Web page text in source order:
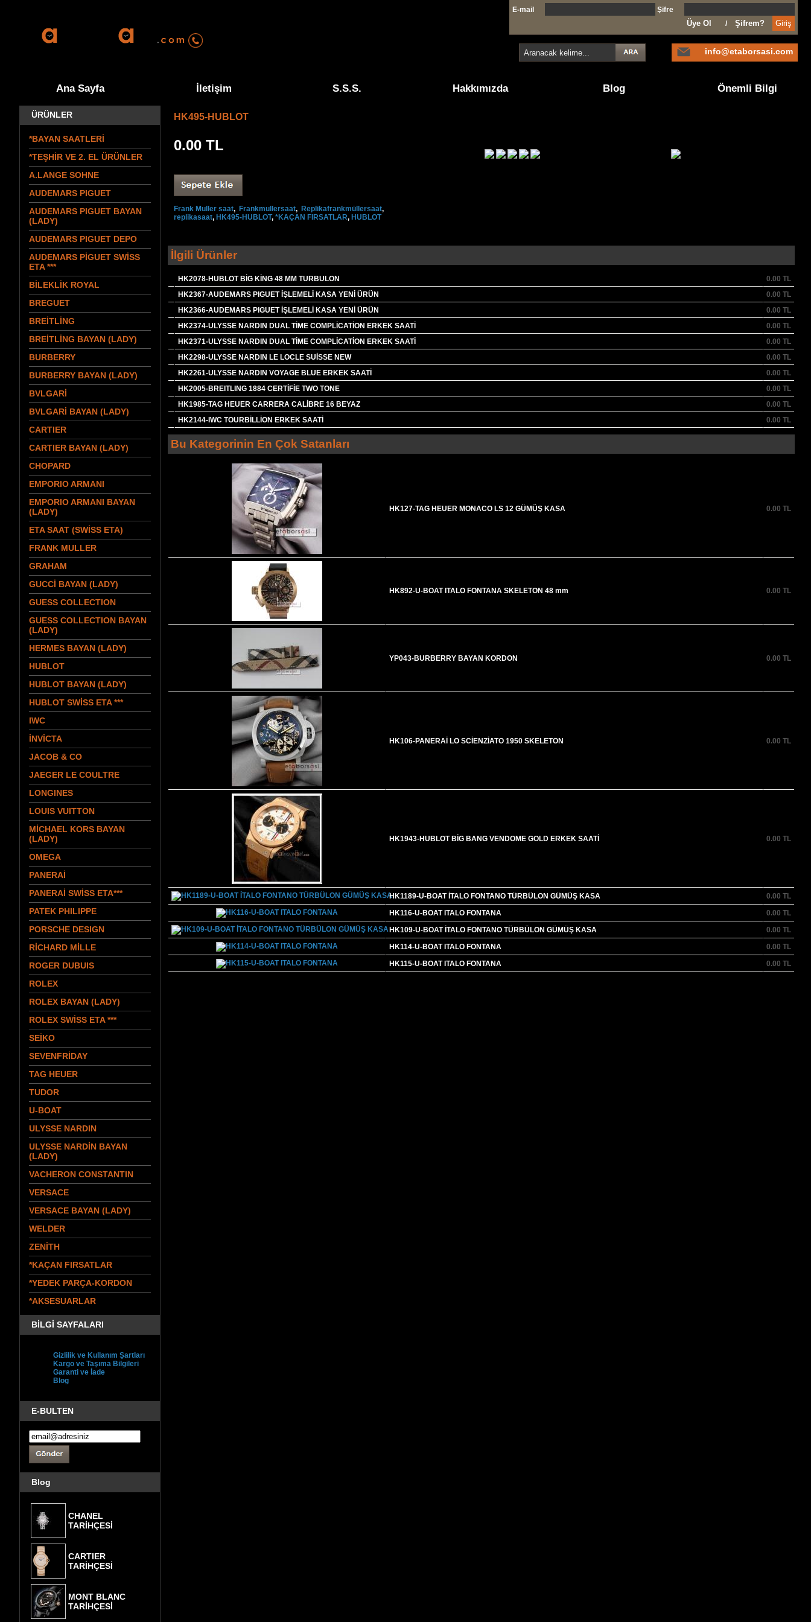
E-mail Şifre
Üye Ol / Şifrem?
info@etaborsasi.com
Ana Sayfa İletişim S.S.S. Hakkımızda Blog Önemli Bilgi
ÜRÜNLER
*BAYAN SAATLERİ
*TEŞHİR VE 2. EL ÜRÜNLER
A.LANGE SOHNE
AUDEMARS PIGUET
AUDEMARS PIGUET BAYAN
(LADY)
AUDEMARS PIGUET DEPO
AUDEMARS PİGUET SWİSS
ETA ***
BİLEKLİK ROYAL
BREGUET
BREİTLİNG
BREİTLİNG BAYAN (LADY)
BURBERRY
BURBERRY BAYAN (LADY)
BVLGARİ
BVLGARİ BAYAN (LADY)
CARTIER
CARTIER BAYAN (LADY)
CHOPARD
EMPORIO ARMANI
EMPORIO ARMANI BAYAN
(LADY)
ETA SAAT (SWİSS ETA)
FRANK MULLER
GRAHAM
GUCCİ BAYAN (LADY)
GUESS COLLECTION
GUESS COLLECTION BAYAN
(LADY)
HERMES BAYAN (LADY)
HUBLOT
HUBLOT BAYAN (LADY)
HUBLOT SWİSS ETA ***
IWC
İNVİCTA
JACOB & CO
JAEGER LE COULTRE
LONGINES
LOUIS VUITTON
MİCHAEL KORS BAYAN
(LADY)
OMEGA
PANERAİ
PANERAİ SWİSS ETA***
PATEK PHILIPPE
PORSCHE DESIGN
RİCHARD MİLLE
ROGER DUBUIS
ROLEX
ROLEX BAYAN (LADY)
ROLEX SWİSS ETA ***
SEİKO
SEVENFRİDAY
TAG HEUER
TUDOR
U-BOAT
ULYSSE NARDIN
ULYSSE NARDİN BAYAN
(LADY)
VACHERON CONSTANTIN
VERSACE
VERSACE BAYAN (LADY)
WELDER
ZENİTH
*KAÇAN FIRSATLAR
*YEDEK PARÇA-KORDON
*AKSESUARLAR
BİLGİ SAYFALARI
Gizlilik ve Kullanım Şartları
Kargo ve Taşıma Bilgileri
Garanti ve İade
Blog
E-BULTEN
Blog
CHANEL
TARİHÇESİ
CARTIER
TARİHÇESİ
MONT BLANC
TARİHÇESİ
HK495-HUBLOT
0.00 TL
Frank Muller saat, Frankmullersaat, Replikafrankmüllersaat,
replikasaat, HK495-HUBLOT, *KAÇAN FIRSATLAR, HUBLOT
İlgili Ürünler
HK2078-HUBLOT BİG KİNG 48 MM TURBULON 0.00 TL
HK2367-AUDEMARS PIGUET İŞLEMELİ KASA YENİ ÜRÜN
0.00 TL
HK2366-AUDEMARS PIGUET İŞLEMELİ KASA YENİ ÜRÜN
0.00 TL
HK2374-ULYSSE NARDIN DUAL TİME COMPLİCATİON ERKEK SAATİ
0.00 TL
HK2371-ULYSSE NARDIN DUAL TİME COMPLİCATİON ERKEK SAATİ
0.00 TL
HK2298-ULYSSE NARDIN LE LOCLE SUİSSE NEW
0.00 TL
HK2261-ULYSSE NARDIN VOYAGE BLUE ERKEK SAATİ
0.00 TL
HK2005-BREITLING 1884 CERTİFİE TWO TONE
0.00 TL
HK1985-TAG HEUER CARRERA CALİBRE 16 BEYAZ
0.00 TL
HK2144-IWC TOURBİLLİON ERKEK SAATİ
0.00 TL
Bu Kategorinin En Çok Satanları
HK127-TAG HEUER MONACO LS 12 GÜMÜŞ KASA 0.00 TL
HK892-U-BOAT ITALO FONTANA SKELETON 48 mm 0.00 TL
YP043-BURBERRY BAYAN KORDON 0.00 TL
HK106-PANERAİ LO SCİENZİATO 1950 SKELETON 0.00 TL
HK1943-HUBLOT BİG BANG VENDOME GOLD ERKEK SAATİ 0.00 TL
HK1189-U-BOAT İTALO FONTANO TÜRBÜLON GÜMÜŞ KASA 0.00 TL
HK116-U-BOAT ITALO FONTANA
0.00 TL
HK109-U-BOAT İTALO FONTANO TÜRBÜLON GÜMÜŞ KASA
0.00 TL
HK114-U-BOAT ITALO FONTANA
0.00 TL
HK115-U-BOAT ITALO FONTANA
0.00 TL